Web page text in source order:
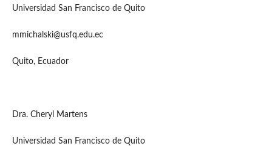
Universidad San Francisco de Quito
mmichalski@usfq.edu.ec
Quito, Ecuador
Dra. Cheryl Martens
Universidad San Francisco de Quito